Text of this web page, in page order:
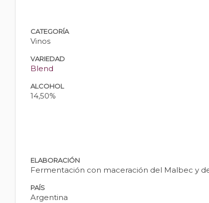
CATEGORÍA
Vinos
VARIEDAD
Blend
ALCOHOL
14,50%
ELABORACIÓN
Fermentación con maceración del Malbec y
PAÍS
Argentina